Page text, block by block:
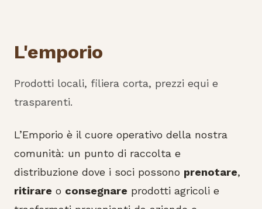
L'emporio
Prodotti locali, filiera corta, prezzi equi e
trasparenti.
L’Emporio è il cuore operativo della nostra
comunità: un punto di raccolta e
distribuzione dove i soci possono prenotare,
ritirare o consegnare prodotti agricoli e